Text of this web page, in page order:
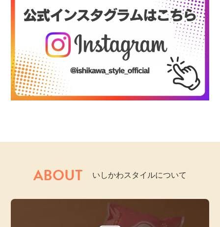
ABOUT いしかわスタイルについて